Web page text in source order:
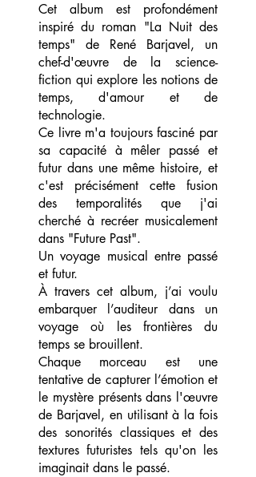
Cet album est profondément
inspiré du roman "La Nuit des
temps" de René Barjavel, un
chef-d'œuvre de la science-
fiction qui explore les notions de
temps, d'amour et de
technologie.
Ce livre m'a toujours fasciné par
sa capacité à mêler passé et
futur dans une même histoire, et
c'est précisément cette fusion
des temporalités que j'ai
cherché à recréer musicalement
dans "Future Past".
Un voyage musical entre passé
et futur.
À travers cet album, j’ai voulu
embarquer l’auditeur dans un
voyage où les frontières du
temps se brouillent.
Chaque morceau est une
tentative de capturer l’émotion et
le mystère présents dans l'œuvre
de Barjavel, en utilisant à la fois
des sonorités classiques et des
textures futuristes tels qu'on les
imaginait dans le passé.